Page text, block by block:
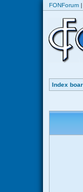
FONForum |
Index